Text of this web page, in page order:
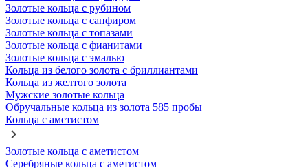
Золотые кольца с рубином
Золотые кольца с сапфиром
Золотые кольца с топазами
Золотые кольца с фианитами
Золотые кольца с эмалью
Кольца из белого золота с бриллиантами
Кольца из желтого золота
Мужские золотые кольца
Обручальные кольца из золота 585 пробы
Кольца с аметистом
Золотые кольца с аметистом
Серебряные кольца с аметистом